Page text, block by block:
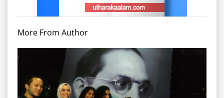
More From Author